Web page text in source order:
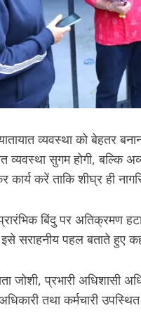
व्यवस्था को बेहतर
व्यवस्था सुगम होगी, बल्कि
कार्य करें ताकि शीघ्र ही
बिंदु पर अतिक्रमण
इसे सराहनीय पहल बताते
जोशी, प्रभारी अधिशासी
तथा कर्मचारी